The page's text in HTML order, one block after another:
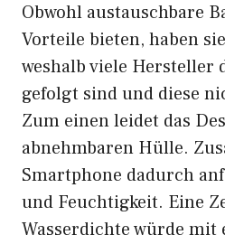
Obwohl austauschbare
Vorteile bieten, haben
weshalb viele Hersteller
gefolgt sind und diese
Zum einen leidet das
abnehmbaren Hülle.
Smartphone dadurch
und Feuchtigkeit. Eine
Wasserdichte würde mit